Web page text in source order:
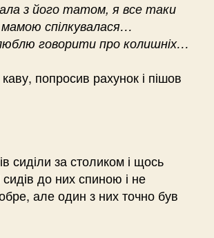
з його татом, я все таки
спілкувалася…
говорити про колишніх…
попросив рахунок і пішов
сиділи за столиком і щось
до них спиною і не
але один з них точно був